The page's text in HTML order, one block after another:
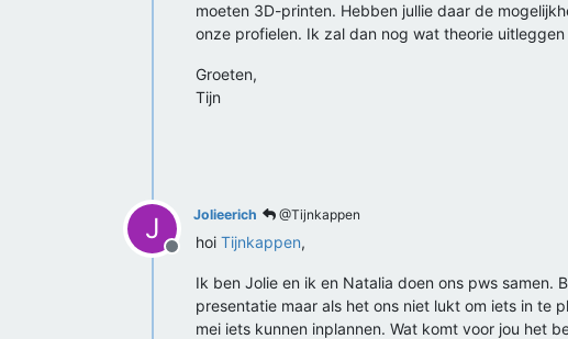
moeten 3D-printen. Hebben jullie daar de
onze profielen. Ik zal dan nog wat theorie
Groeten,
Tijn
J
Offline
Jolieerich @Tijnkappen
hoi Tijnkappen,
Ik ben Jolie en ik en Natalia doen ons pws samen.
presentatie maar als het ons niet lukt om iets in te
mei iets kunnen inplannen. Wat komt voor jou het